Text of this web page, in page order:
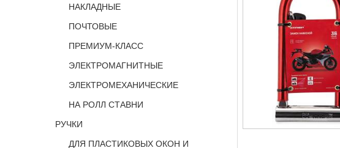
НАКЛАДНЫЕ
ПОЧТОВЫЕ
ПРЕМИУМ-КЛАСС
ЭЛЕКТРОМАГНИТНЫЕ
ЭЛЕКТРОМЕХАНИЧЕСКИЕ
НА РОЛЛ СТАВНИ
РУЧКИ
ДЛЯ ПЛАСТИКОВЫХ ОКОН И